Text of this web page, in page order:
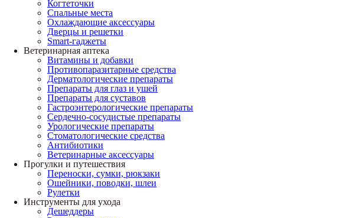
Когтеточки
Спальные места
Охлаждающие аксессуары
Дверцы и решетки
Smart-гаджеты
Ветеринарная аптека
Витамины и добавки
Противопаразитарные средства
Дерматологические препараты
Препараты для глаз и ушей
Препараты для суставов
Гастроэнтерологические препараты
Сердечно-сосудистые препараты
Урологические препараты
Стоматологические средства
Антибиотики
Ветеринарные аксессуары
Прогулки и путешествия
Переноски, сумки, рюкзаки
Ошейники, поводки, шлеи
Рулетки
Инструменты для ухода
Дешеддеры